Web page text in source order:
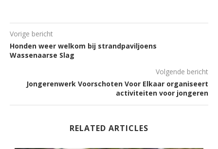
Vorige bericht
Honden weer welkom bij strandpaviljoens
Wassenaarse Slag
Volgende bericht
Jongerenwerk Voorschoten Voor Elkaar organiseert
activiteiten voor jongeren
RELATED ARTICLES